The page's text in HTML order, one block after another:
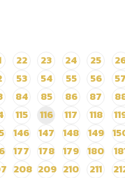
22 23 24 25
53 54 55 56 57
84 85 86 87
115 116 117 118
146 147 148 149
177 178 179 180
208 209 210 211